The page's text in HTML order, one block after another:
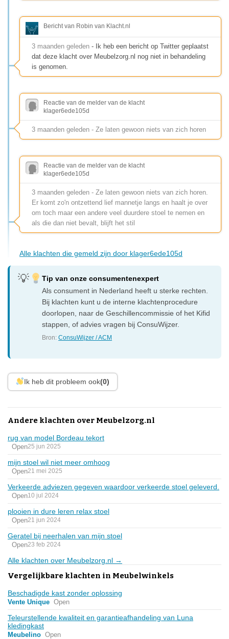
Bericht van Robin van Klacht.nl
3 maanden geleden - Ik heb een bericht op Twitter geplaatst
dat deze klacht over Meubelzorg.nl nog niet in behandeling
is genomen.
Reactie van de melder van de klacht
klager6ede105d
3 maanden geleden - Ze laten gewoon niets van zich horen
Reactie van de melder van de klacht
klager6ede105d
3 maanden geleden - Ze laten gewoon niets van zich horen.
Er komt zo'n ontzettend lief mannetje langs en haalt je over
om toch maar een andere veel duurdere stoel te nemen en
als die dan niet bevalt, blijft het stil
Alle klachten die gemeld zijn door klager6ede105d
Tip van onze consumentenexpert
Als consument in Nederland heeft u sterke rechten.
Bij klachten kunt u de interne klachtenprocedure
doorlopen, naar de Geschillencommissie of het Kifid
stappen, of advies vragen bij ConsuWijzer.
Bron:ConsuWijzer / ACM
Ik heb dit probleem ook(0)
Andere klachten over Meubelzorg.nl
rug van model Bordeau tekort
Open25 jun 2025
mijn stoel wil niet meer omhoog
Open21 mei 2025
Verkeerde adviezen gegeven waardoor verkeerde stoel geleverd.
Open10 jul 2024
plooien in dure leren relax stoel
Open21 jun 2024
Geratel bij neerhalen van mijn stoel
Open23 feb 2024
Alle klachten over Meubelzorg.nl →
Vergelijkbare klachten in Meubelwinkels
Beschadigde kast zonder oplossing
Vente Unique Open
Teleurstellende kwaliteit en garantieafhandeling van Luna
kledingkast
Meubelino Open